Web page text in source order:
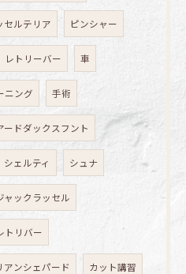
セルテリア ピンシャー
レトリーバー 車
ニング 手術
ードダックスフント
シェルティ シュナ
ャックラッセル
トリバー
アンシェパード カット講習